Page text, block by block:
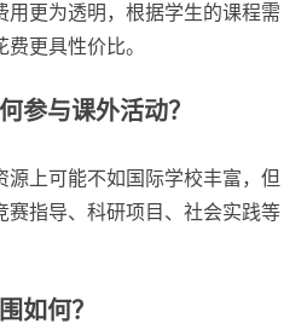
用更为透明，根据学生的课程需
更具性价比。
参与课外活动？
源上可能不如国际学校丰富，但
赛指导、科研项目、社会实践等
如何？